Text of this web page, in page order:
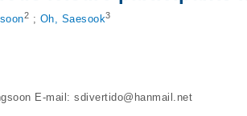
2 ; Oh, Saesook3
E-mail: sdivertido@hanmail.net